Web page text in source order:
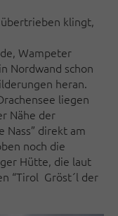
klingt,
Wampeter
Nordwand schon
heran.
liegen
Nähe der
Nass” direkt am
noch die
Hütte, die laut
“Tirol Gröst´l der